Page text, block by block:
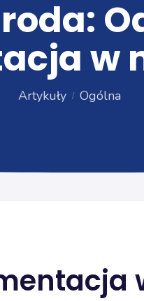
w
Artykuły Ogólna